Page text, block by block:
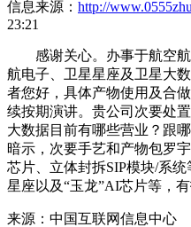
信息来源： http://
23:21
感谢关心。办事于航空航
航电子、卫星星座及卫星大
者您好，具体产物使用及合
续按期演讲。贵公司次要处
大数据目前有哪些营业？跟
暗示，次要手艺和产物包罗
芯片、立体封拆SIP模块/系
星座以及“玉龙”AI芯片等，
来源：中国互联网信息中心